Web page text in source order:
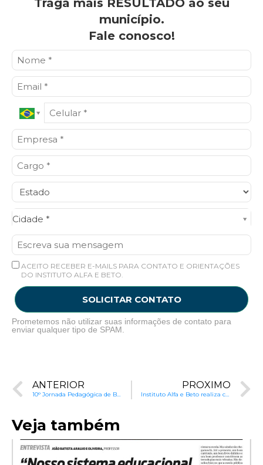
município.
Fale conosco!
Cidade *
Cidade*
ACEITO RECEBER E-MAILS PARA CONTATO E ORIENTAÇÕES
DO INSTITUTO ALFA E BETO.
SOLICITAR CONTATO
Prometemos não utilizar suas informações de contato para
enviar qualquer tipo de SPAM.
ANTERIOR PRÓXIMO
Veja também